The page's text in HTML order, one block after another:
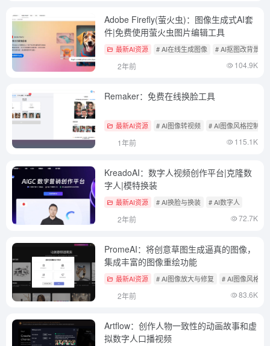
Adobe Firefly(萤火虫)：图像生成式AI套
件|免费使用萤火虫图片编辑工具
最新AI资源 # AI在线生成图像 # AI抠图改背景
2年前 104.9K
Remaker：免费在线换脸工具
最新AI资源 # AI图像转视频 # AI图像风格控制
1年前 115.1K
KreadoAI：数字人视频创作平台|克隆数
字人|模特换装
最新AI资源 # AI换脸与换装 # AI数字人
2年前 72.7K
PromeAI：将创意草图生成逼真的图像，
集成丰富的图像重绘功能
最新AI资源 # AI图像放大与修复 # AI图像风格控
2年前 83.6K
Artflow：创作人物一致性的动画故事和虚
拟数字人口播视频